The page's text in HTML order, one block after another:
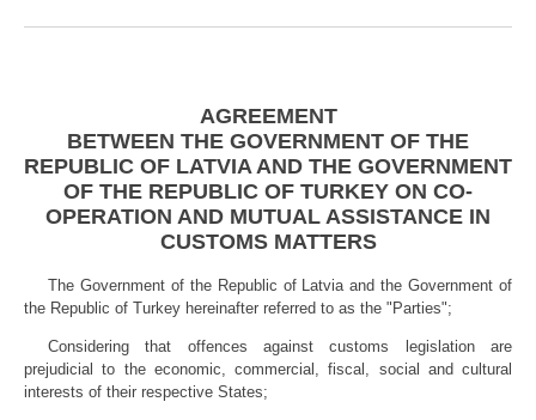
AGREEMENT
BETWEEN THE GOVERNMENT OF THE
REPUBLIC OF LATVIA AND THE GOVERNMENT
OF THE REPUBLIC OF TURKEY ON CO-
OPERATION AND MUTUAL ASSISTANCE IN
CUSTOMS MATTERS
The Government of the Republic of Latvia and the Government of
the Republic of Turkey hereinafter referred to as the "Parties";
Considering that offences against customs legislation are
prejudicial to the economic, commercial, fiscal, social and cultural
interests of their respective States;